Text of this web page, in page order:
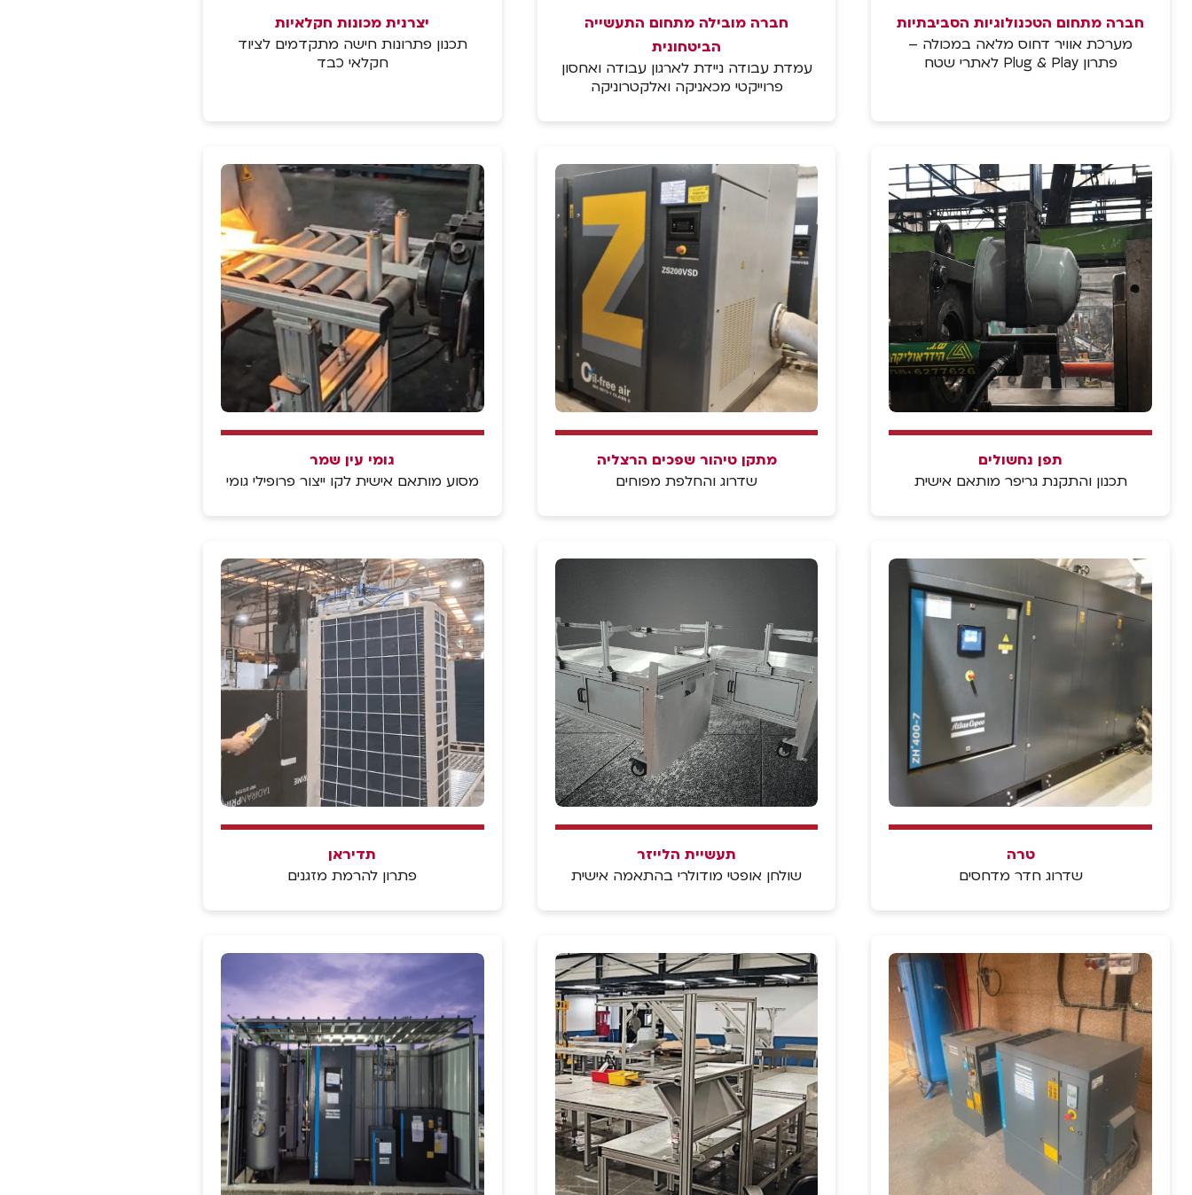
חברה מתחום הטכנולוגיות הסביבתיות
מערכת אוויר דחוס מלאה במכולה –
פתרון Plug & Play לאתרי שטח
חברה מובילה מתחום התעשייה
הביטחונית
עמדת עבודה ניידת לארגון עבודה ואחסון
פרוייקטי מכאניקה ואלקטרוניקה
יצרנית מכונות חקלאיות
תכנון פתרונות חישה מתקדמים לציוד
חקלאי כבד
תפן נחשולים
תכנון והתקנת גריפר מותאם אישית
מתקן טיהור שפכים הרצליה
שדרוג והחלפת מפוחים
גומי עין שמר
מסוע מותאם אישית לקו ייצור פרופילי גומי
טרה
שדרוג חדר מדחסים
תעשיית הלייזר
שולחן אופטי מודולרי בהתאמה אישית
תדיראן
פתרון להרמת מזגנים